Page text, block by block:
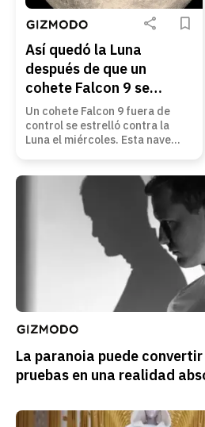
Así quedó la Luna
después de que un
cohete Falcon 9 se
estrellara contra su
superficie a casi 9.000
km/h
Un cohete Falcon 9 fuera de
control se estrelló contra la
Luna el miércoles. Esta nave
imágenes de lo que dejó el
La paranoia puede
pruebas en una realidad
poderosa termina viendo